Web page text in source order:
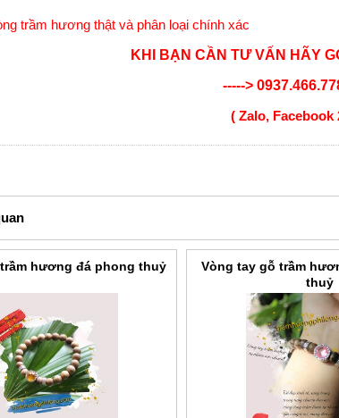
trầm hương thật và phân loại chính xác
KHI BẠN CẦN TƯ VẤN HÃY
----->
( Zalo, Facebook
hương đá phong thuỷ
Vòng tay gỗ trầm
thuỷ